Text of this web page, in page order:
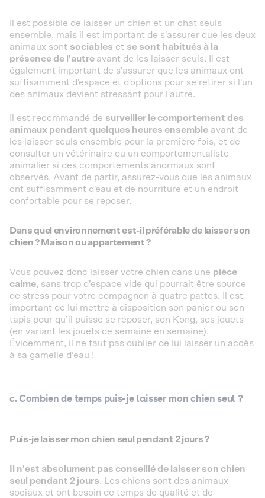
Il est possible de laisser un chien et un chat seuls
ensemble, mais il est important de s'assurer que les deux
animaux sont sociables et se sont habitués à la
présence de l'autre avant de les laisser seuls. Il est
également important de s'assurer que les animaux ont
suffisamment d'espace et d'options pour se retirer si l'un
des animaux devient stressant pour l'autre.
Il est recommandé de surveiller le comportement des
animaux pendant quelques heures ensemble avant de
les laisser seuls ensemble pour la première fois, et de
consulter un vétérinaire ou un comportementaliste
animalier si des comportements anormaux sont
observés. Avant de partir, assurez-vous que les animaux
ont suffisamment d'eau et de nourriture et un endroit
confortable pour se reposer.
Dans quel environnement est-il préférable de laisser son
chien ? Maison ou appartement ?
Vous pouvez donc laisser votre chien dans une pièce
calme, sans trop d’espace vide qui pourrait être source
de stress pour votre compagnon à quatre pattes. Il est
important de lui mettre à disposition son panier ou son
tapis pour qu’il puisse se reposer, son Kong, ses jouets
(en variant les jouets de semaine en semaine).
Évidemment, il ne faut pas oublier de lui laisser un accès
à sa gamelle d’eau !
c. Combien de temps puis-je laisser mon chien seul ?
Puis-je laisser mon chien seul pendant 2 jours ?
Il n'est absolument pas conseillé de laisser son chien
seul pendant 2 jours. Les chiens sont des animaux
sociaux et ont besoin de temps de qualité et de